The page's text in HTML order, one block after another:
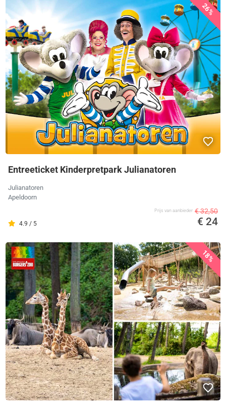
26%
Entreeticket Kinderpretpark Julianatoren
Julianatoren
Apeldoorn
4.9 / 5
Prijs van aanbieder € 32,50
€ 24
18%